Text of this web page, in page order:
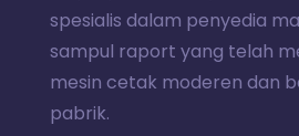
spesialis dalam penyedia
sampul raport yang telah
mesin cetak moderen dan
pabrik.